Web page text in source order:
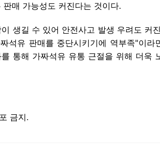
매 가능성도 커진다는 것이다.
생길 수 있어 안전사고 발생 우려도 커
석유 판매를 중단시키기에 역부족"이라
통해 가짜석유 유통 근절을 위해 더욱
금지.